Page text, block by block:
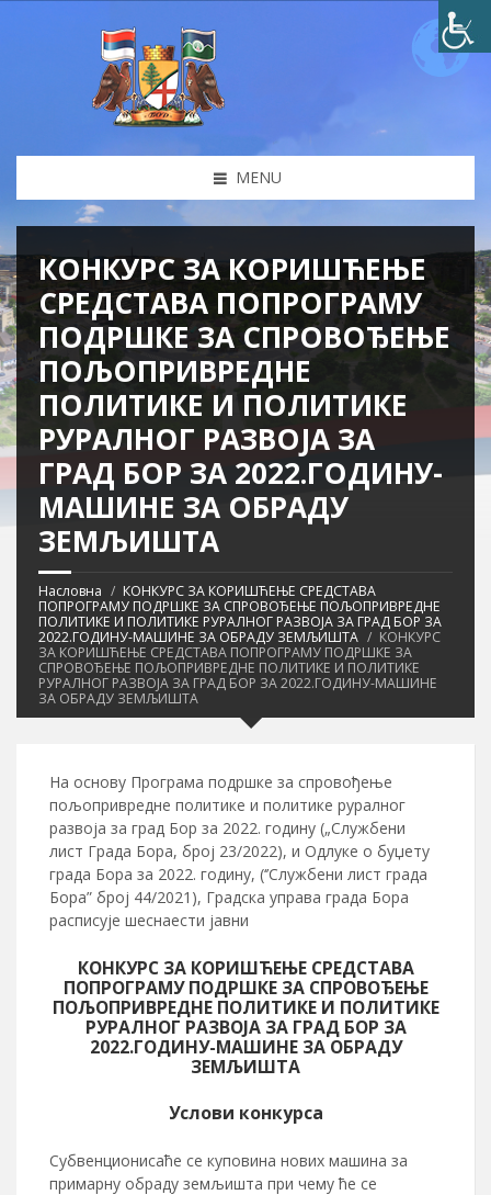
MENU
КОНКУРС ЗА КОРИШЋЕЊЕ
СРЕДСТАВА ПОПРОГРАМУ
ПОДРШКЕ ЗА СПРОВОЂЕЊЕ
ПОЉОПРИВРЕДНЕ
ПОЛИТИКЕ И ПОЛИТИКЕ
РУРАЛНОГ РАЗВОЈА ЗА
ГРАД БОР ЗА 2022.ГОДИНУ-
МАШИНЕ ЗА ОБРАДУ
ЗЕМЉИШТА
Насловна
КОНКУРС ЗА КОРИШЋЕЊЕ СРЕДСТАВА
ПОПРОГРАМУ ПОДРШКЕ ЗА СПРОВОЂЕЊЕ ПОЉОПРИВРЕДНЕ
ПОЛИТИКЕ И ПОЛИТИКЕ РУРАЛНОГ РАЗВОЈА ЗА ГРАД БОР ЗА
2022.ГОДИНУ-МАШИНЕ ЗА ОБРАДУ ЗЕМЉИШТА
КОНКУРС
ЗА КОРИШЋЕЊЕ СРЕДСТАВА ПОПРОГРАМУ ПОДРШКЕ ЗА
СПРОВОЂЕЊЕ ПОЉОПРИВРЕДНЕ ПОЛИТИКЕ И ПОЛИТИКЕ
РУРАЛНОГ РАЗВОЈА ЗА ГРАД БОР ЗА 2022.ГОДИНУ-МАШИНЕ
ЗА ОБРАДУ ЗЕМЉИШТА
На основу Програма подршке за спровођење
пољопривредне политике и политике руралног
развоја за град Бор за 2022. годину („Службени
лист Града Бора, број 23/2022), и Одлуке о буџету
града Бора за 2022. годину, (‘’Службени лист града
Бора” број 44/2021), Градска управа града Бора
расписује шеснаести јавни
КОНКУРС ЗА КОРИШЋЕЊЕ СРЕДСТАВА
ПОПРОГРАМУ ПОДРШКЕ ЗА СПРОВОЂЕЊЕ
ПОЉОПРИВРЕДНЕ ПОЛИТИКЕ И ПОЛИТИКЕ
РУРАЛНОГ РАЗВОЈА ЗА ГРАД БОР ЗА
2022.ГОДИНУ-МАШИНЕ ЗА ОБРАДУ
ЗЕМЉИШТА
Услови конкурса
Субвенционисаће се куповина нових машина за
примарну обраду земљишта при чему ће се